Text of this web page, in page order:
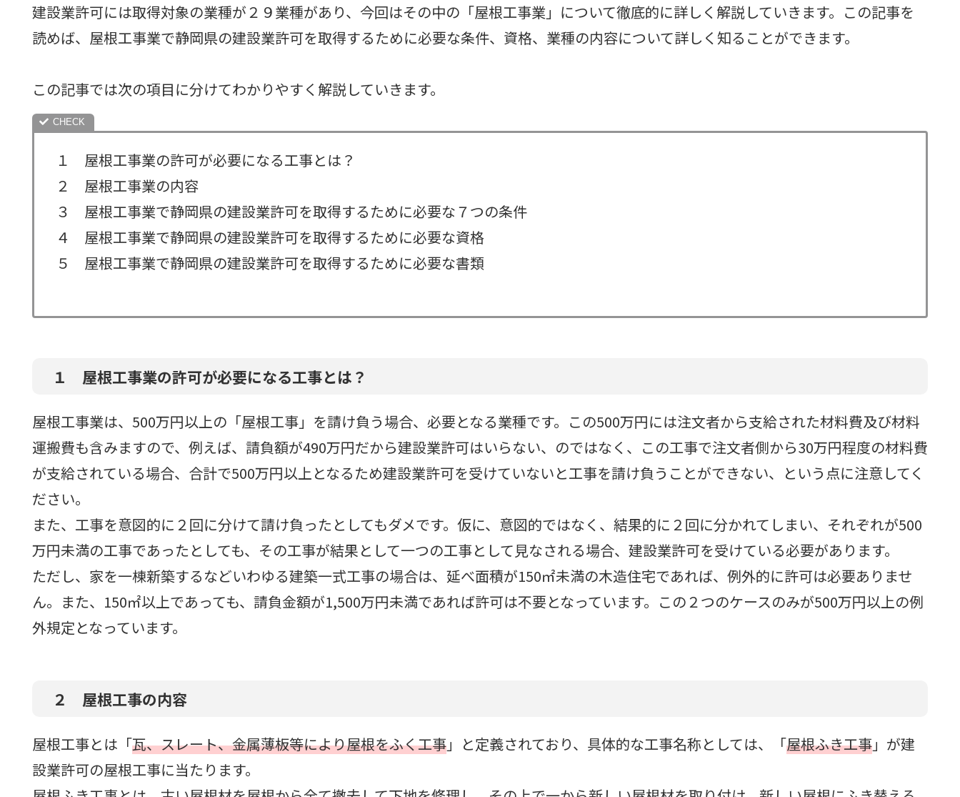
建設業許可には取得対象の業種が２９業種があり、今回はその中の「屋根工事業」について徹底的に詳しく解説していきます。この記事を
読めば、屋根工事業で静岡県の建設業許可を取得するために必要な条件、資格、業種の内容について詳しく知ることができます。
この記事では次の項目に分けてわかりやすく解説していきます。
１ 屋根工事業の許可が必要になる工事とは？
２ 屋根工事業の内容
３ 屋根工事業で静岡県の建設業許可を取得するために必要な７つの条件
４ 屋根工事業で静岡県の建設業許可を取得するために必要な資格
５ 屋根工事業で静岡県の建設業許可を取得するために必要な書類
１ 屋根工事業の許可が必要になる工事とは？
屋根工事業は、500万円以上の「屋根工事」を請け負う場合、必要となる業種です。この500万円には注文者から支給された材料費及び材料
運搬費も含みますので、例えば、請負額が490万円だから建設業許可はいらない、のではなく、この工事で注文者側から30万円程度の材料費
が支給されている場合、合計で500万円以上となるため建設業許可を受けていないと工事を請け負うことができない、という点に注意してく
ださい。
また、工事を意図的に２回に分けて請け負ったとしてもダメです。仮に、意図的ではなく、結果的に２回に分かれてしまい、それぞれが500
万円未満の工事であったとしても、その工事が結果として一つの工事として見なされる場合、建設業許可を受けている必要があります。
ただし、家を一棟新築するなどいわゆる建築一式工事の場合は、延べ面積が150㎡未満の木造住宅であれば、例外的に許可は必要ありませ
ん。また、150㎡以上であっても、請負金額が1,500万円未満であれば許可は不要となっています。この２つのケースのみが500万円以上の例
外規定となっています。
２ 屋根工事の内容
屋根工事とは「瓦、スレート、金属薄板等により屋根をふく工事」と定義されており、具体的な工事名称としては、「屋根ふき工事」が建
設業許可の屋根工事に当たります。